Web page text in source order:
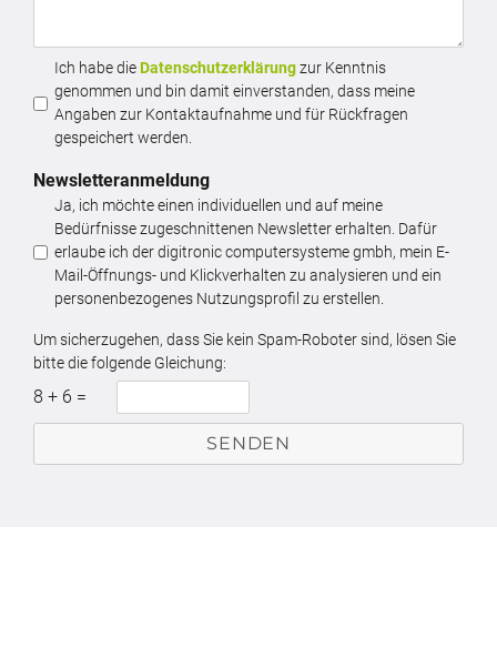
Ich habe dieDatenschutzerklärungzur Kenntnis
genommen und bin damit einverstanden, dass meine
Angaben zur Kontaktaufnahme und für Rückfragen
gespeichert werden.
Newsletteranmeldung
Ja, ich möchte einen individuellen und auf meine
Bedürfnisse zugeschnittenen Newsletter erhalten. Dafür
erlaube ich der digitronic computersysteme gmbh, mein E-
Mail-Öffnungs- und Klickverhalten zu analysieren und ein
personenbezogenes Nutzungsprofil zu erstellen.
Um sicherzugehen, dass Sie kein Spam-Roboter sind, lösen Sie
bitte die folgende Gleichung:
8 + 6 =